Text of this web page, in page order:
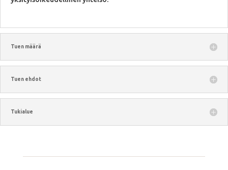
Tuen määrä
Tuen ehdot
Tukialue